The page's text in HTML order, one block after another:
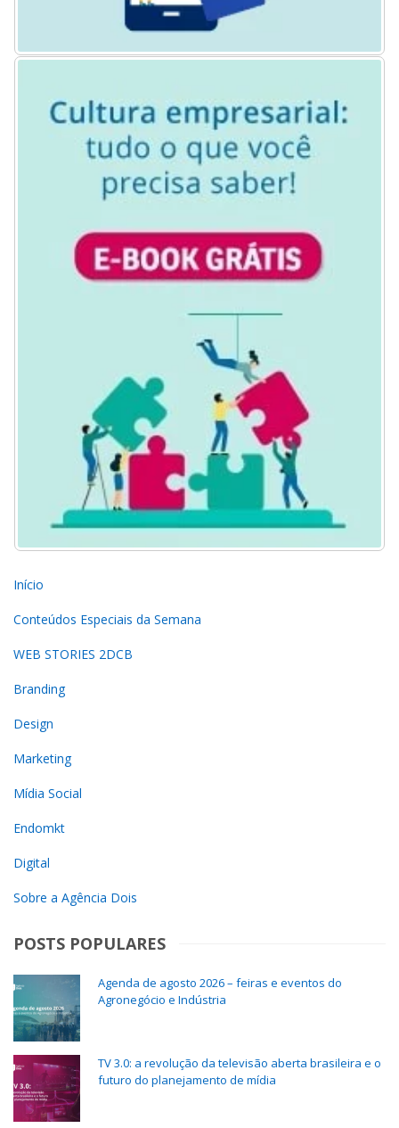
Início
Conteúdos Especiais da Semana
WEB STORIES 2DCB
Branding
Design
Marketing
Mídia Social
Endomkt
Digital
Sobre a Agência Dois
POSTS POPULARES
Agenda de agosto 2026 – feiras e eventos do
Agronegócio e Indústria
TV 3.0: a revolução da televisão aberta brasileira e o
futuro do planejamento de mídia